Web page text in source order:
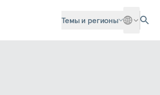
Темы и регионы